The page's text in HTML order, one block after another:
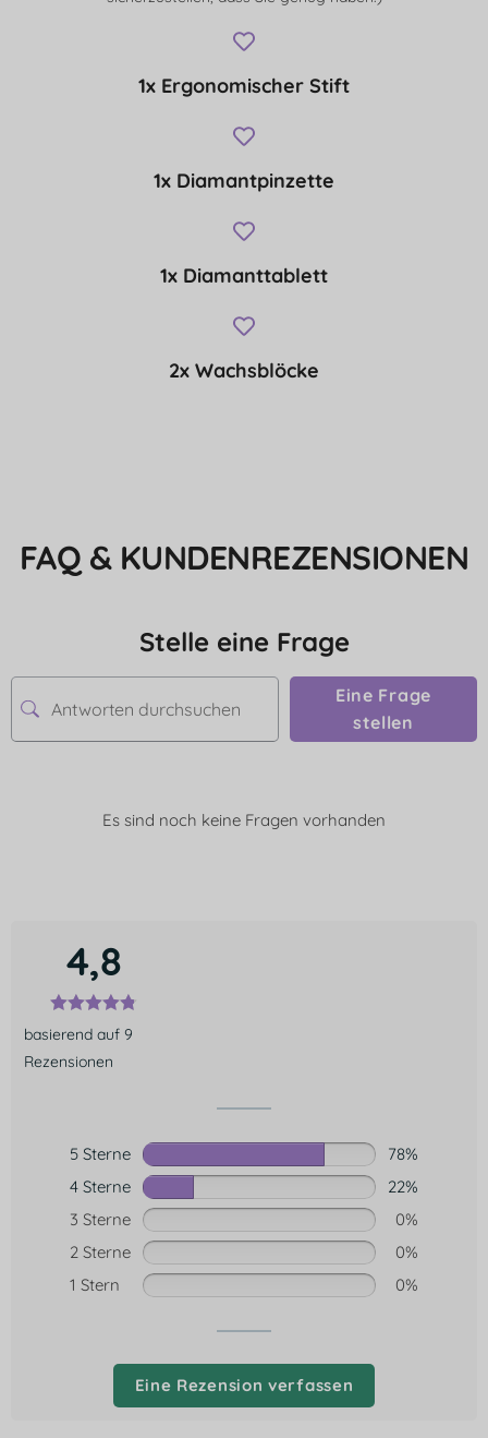
1x Ergonomischer Stift
1x Diamantpinzette
1x Diamanttablett
2x Wachsblöcke
FAQ & KUNDENREZENSIONEN
Stelle eine Frage
Eine Frage
stellen
Es sind noch keine Fragen vorhanden
4,8
basierend auf 9
Rezensionen
5 Sterne
78%
4 Sterne
22%
3 Sterne
0%
2 Sterne
0%
1 Stern
0%
Eine Rezension verfassen